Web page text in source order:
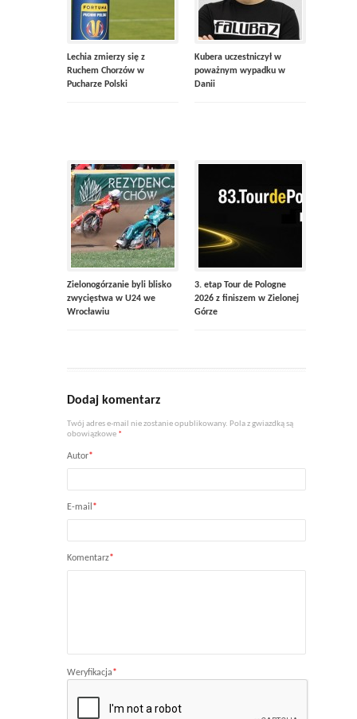
Lechia zmierzy się z
Ruchem Chorzów w
Pucharze Polski
Kubera uczestniczył w
poważnym wypadku w
Danii
Zielonogórzanie byli blisko
zwycięstwa w U24 we
Wrocławiu
3. etap Tour de Pologne
2026 z finiszem w Zielonej
Górze
Dodaj komentarz
Twój adres e-mail nie zostanie opublikowany. Pola z gwiazdką są
obowiązkowe *
Autor*
E-mail*
Komentarz*
Weryfikacja*